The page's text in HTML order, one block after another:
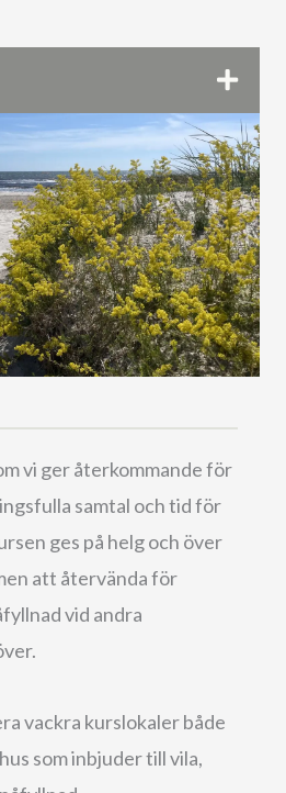
vi ger återkommande för
samtal och tid för
ges på helg och över
att återvända för
vid andra
vackra kurslokaler både
som inbjuder till vila,